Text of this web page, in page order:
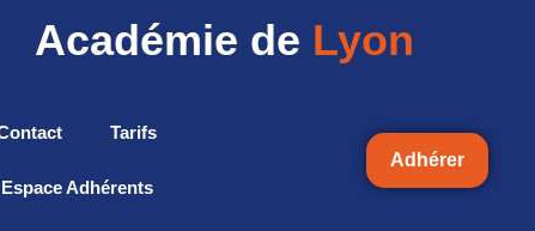
Académie de Lyon
Tarifs
Espace Adhérents
Adhérer